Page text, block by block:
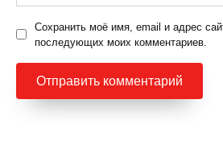
Сохранить моё имя, email и адрес
последующих моих комментариев.